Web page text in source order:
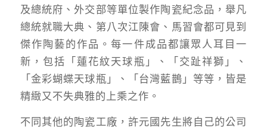
及總統府、外交部等單位製作陶瓷紀念品，舉凡
總統就職大典、第八次江陳會、馬習會都可見到
傑作陶藝的作品。每一件成品都讓眾人耳目一
新，包括「蓮花紋天球瓶」、「交趾祥獅」、
「金彩蝴蝶天球瓶」、「台灣藍鵲」等等，皆是
精緻又不失典雅的上乘之作。
不同其他的陶瓷工廠，許元國先生將自己的公司